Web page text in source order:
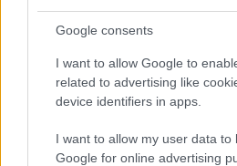
Google consents
I want to allow Google to
related to advertising like
device identifiers in apps.
I want to allow my user data to
Google for online advertising
ENERGIATAKARÉKOSSÁG:
A GYŐRI AUDI ETO KC
MÉRKŐZÉSE
Az energiaellátás tehermentesítése
előrébb hozták a Brest Bretagne
kezdését.